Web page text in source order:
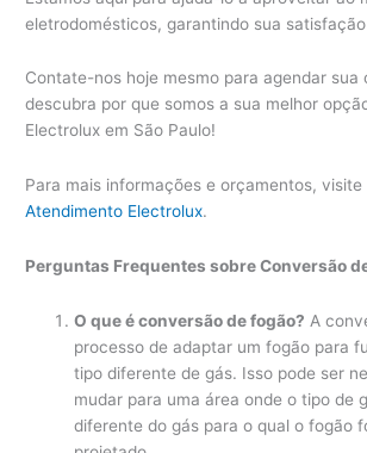
eletrodomésticos, garantindo sua
Contate-nos hoje mesmo para agendar sua
descubra por que somos a sua melhor
Electrolux em São Paulo!
Para mais informações e orçamentos, visite
Atendimento Electrolux.
Perguntas Frequentes sobre Conversão
O que é conversão de fogão? A
processo de adaptar um fogão para
tipo diferente de gás. Isso pode ser
mudar para uma área onde o tipo de
diferente do gás para o qual o fogão